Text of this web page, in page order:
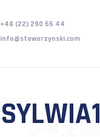
+48 (22) 290 55 44
info@staworzynski.com
SYLWIA1